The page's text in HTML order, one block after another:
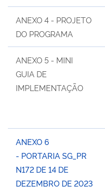
ANEXO 4 - PROJETO
DO PROGRAMA
ANEXO 5 - MINI
GUIA DE
IMPLEMENTAÇÃO
ANEXO 6
- PORTARIA SG_PR
N172 DE 14 DE
DEZEMBRO DE 2023